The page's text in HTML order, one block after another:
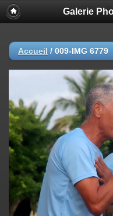
Galerie
Accueil / 009-IMG 6779